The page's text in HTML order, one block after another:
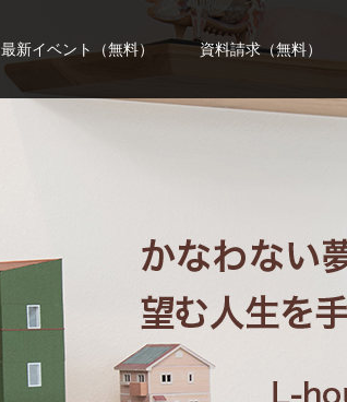
最新イベント（無料） 資料請求（無料）